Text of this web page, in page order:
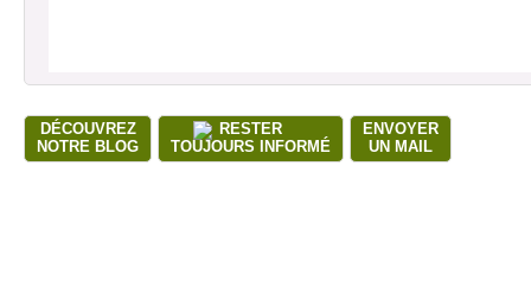
DÉCOUVREZ
NOTRE BLOG
RESTER
TOUJOURS INFORMÉ
ENVOYER
UN MAIL